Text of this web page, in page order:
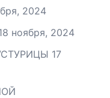
2024
ноября, 2024
17